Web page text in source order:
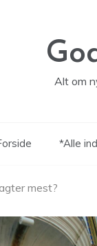
Alt om
*Alle
mest?